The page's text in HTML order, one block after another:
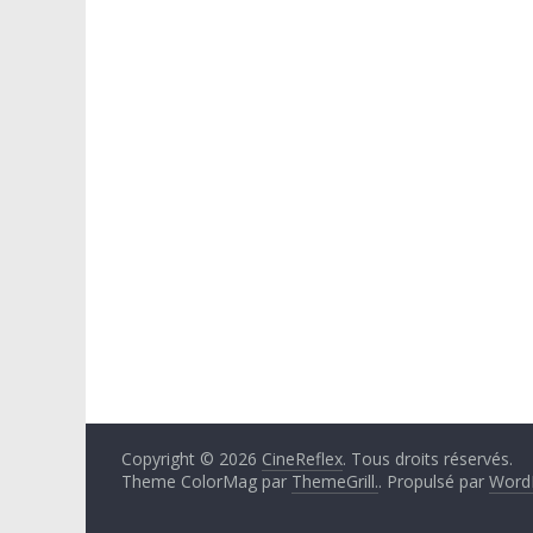
Copyright © 2026 CineReflex. Tous droits réservés.
Theme ColorMag par ThemeGrill.. Propulsé par